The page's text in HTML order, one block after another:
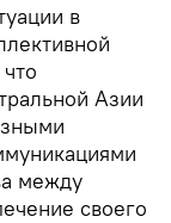
в
Азии
между
своего